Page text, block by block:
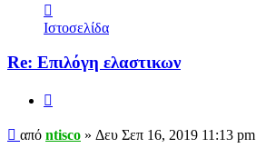
ntisco
Ιστοσελίδα
Re: Επιλόγη ελαστικων
Δημοσίευση
από ntisco » Δευ Σεπ 16, 2019 11:13 pm